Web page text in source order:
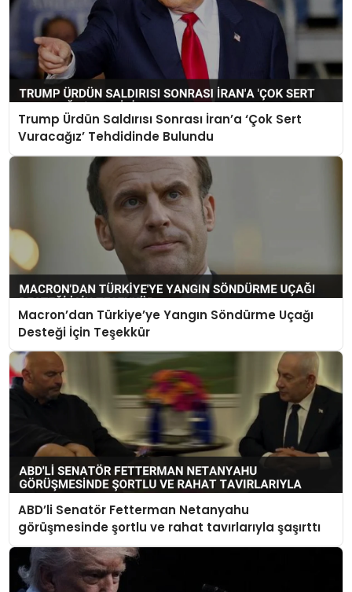
Trump Ürdün Saldırısı Sonrası İran’a ‘Çok Sert
Vuracağız’ Tehdidinde Bulundu
Macron’dan Türkiye’ye Yangın Söndürme Uçağı
Desteği İçin Teşekkür
ABD’li Senatör Fetterman Netanyahu
görüşmesinde şortlu ve rahat tavırlarıyla şaşırttı